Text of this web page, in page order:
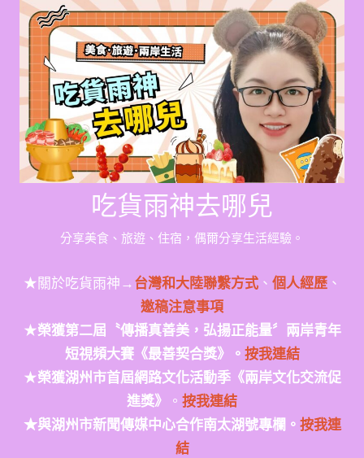
Skip
content
吃貨雨神去哪兒
分享美食、旅遊、住宿，偶爾分享生活經驗。
★關於吃貨雨神→台灣和大陸聯繫方式、 個人經歷、
邀稿注意事項
★榮獲第二屆〝傳播真善美，弘揚正能量〞兩岸青年
短視頻大賽《最善契合獎》。 按我連結
★榮獲湖州市首屆網路文化活動季《兩岸文化交流促
進獎》
。 按我連結
★與湖州市新聞傳媒中心合作南太湖號專欄。 按我連
結